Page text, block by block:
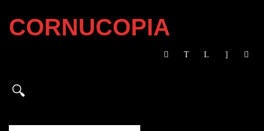
CORNUCOPIA